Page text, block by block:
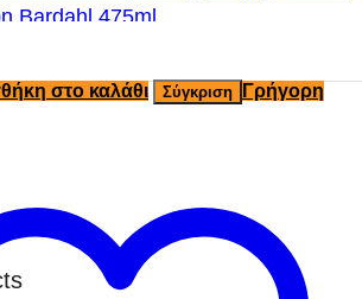
Bardahl 475ml
στο καλάθι Σύγκριση
Γρήγορη